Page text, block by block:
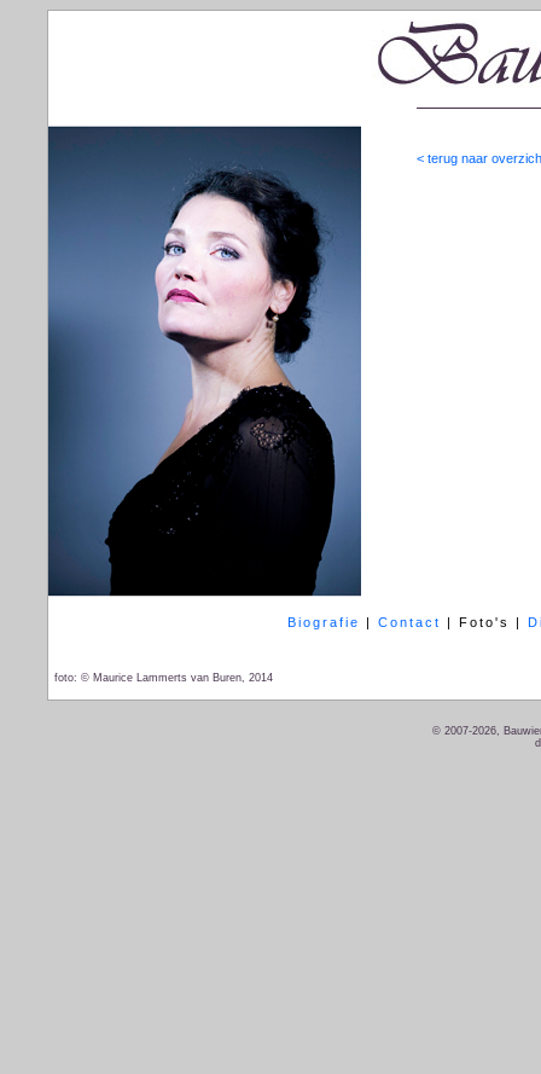
< terug naar
Biografie | Contact | Foto's |
foto: © Maurice Lammerts van Buren, 2014
© 2007-2026,